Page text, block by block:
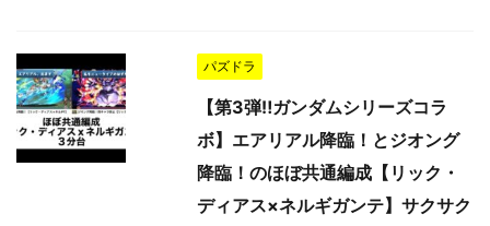
パズドラ
【第3弾‼︎ガンダムシリーズコラ
ボ】エアリアル降臨！とジオング
降臨！のほぼ共通編成【リック・
ディアス×ネルギガンテ】サクサク